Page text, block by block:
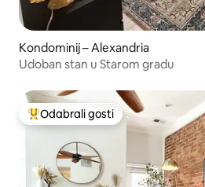
Kondominij – Alexandria
Udoban stan u Starom gradu
Među najviše rangiranima s
Odabrali gosti